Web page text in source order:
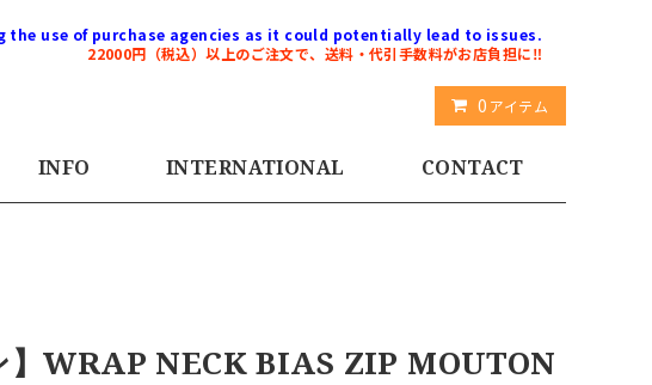
use of purchase agencies as it could potentially lead to issues.
22000円（税込）以上のご注文で、送料・代引手数料がお店負担に‼️
0 アイテム
INFO INTERNATIONAL CONTACT
WRAP NECK BIAS ZIP MOUTON